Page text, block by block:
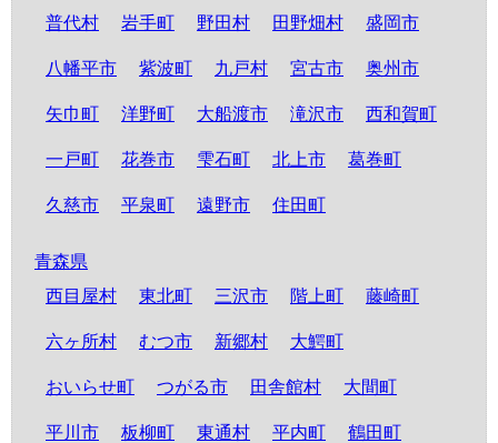
普代村 岩手町 野田村 田野畑村 盛岡市
八幡平市 紫波町 九戸村 宮古市 奥州市
矢巾町 洋野町 大船渡市 滝沢市 西和賀町
一戸町 花巻市 雫石町 北上市 葛巻町
久慈市 平泉町 遠野市 住田町
青森県
西目屋村
東北町 三沢市 階上町 藤崎町
六ヶ所村 むつ市 新郷村 大鰐町
おいらせ町 つがる市 田舎館村 大間町
平川市 板柳町 東通村 平内町 鶴田町